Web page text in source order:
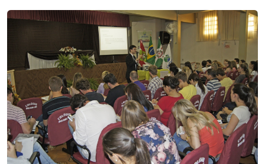
Cultura
Biblioteca
Editora
Rádio